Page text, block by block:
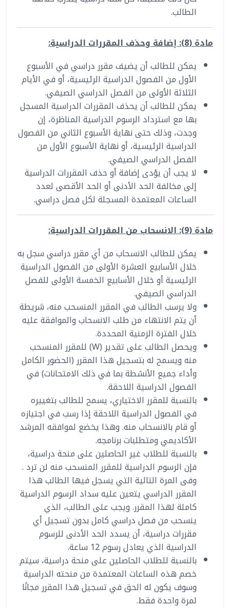
الطالب.
مادة (8): إضافة وحذف المقررات الدراسية
:
يمكن للطالب أن يضيف مقرر دراسي في الأسبوع
الأول من الفصول الدراسية الرئيسية، أو في الأيام
الثلاثة الأولى من الفصل الدراسي الصيفي.
يمكن للطالب أن يحذف المقررات الدراسية المسجل
بها مع استرداد الرسوم الدراسية المناظرة، إن
وجدت، وذلك حتى نهاية الأسبوع الثاني من الفصول
الدراسية الرئيسية، أو نهاية الأسبوع الأول من
الفصل الدراسي الصيفي.
لا يجب أن يؤدى إضافة أو حذف المقررات الدراسية
إلى مخالفة الحد الأدنى أو الحد الأقصى لعدد
الساعات المعتمدة المسجلة لكل فصل دراسي.
مادة (9): الانسحاب من المقررات الدراسية
:
يمكن للطالب الانسحاب من أي مقرر دراسي سجل به
خلال الأسابيع العشرة الأولى من الفصول الدراسية
الرئيسية أو خلال الأسابيع الخمسة الأولى للفصل
الدراسي الصيفي.
ولا يرسب الطالب في المقرر المنسحب منه، شريطة
أن يتم الانتهاء من طلب الانسحاب والموافقة عليه
خلال الفترة الزمنية المحددة.
ويحصل الطالب على تقدير (W) للمقرر المنسحب
منه ويسمح له بتسجيل هذا المقرر (الحضور الكامل
وأداء جميع الأنشطة بما في ذلك الامتحانات) في
الفصول الدراسية اللاحقة.
بالنسبة للمقرر الاختياري، يسمح للطالب بتغييره
في الفصول الدراسية اللاحقة إذا رسب في اجتيازه
أو قام بالانسحاب منه. وهذا يخضع لموافقه المرشد
الأكاديمي ومتطلبات برنامجه.
بالنسبة للطلاب غير الحاصلين على منحة دراسية،
فإن الرسوم الدراسية للمقرر المنسحب منه لن ترد .
وفى المرة التالية التي يسجل فيها الطالب هذا
المقرر الدراسي يتعين عليه سداد الرسوم الدراسية
كاملة لهذا المقرر. ويجب على الطالب، الذي
ينسحب من فصل دراسي كامل بدون تسجيل أي
مقررات دراسية، أن يسدد الحد الأدنى للرسوم
الدراسية الذي يعادل رسوم 12 ساعة.
بالنسبة للطلاب الحاصلين على منحة دراسية، سيتم
خصم هذه الساعات المعتمدة من منحته الدراسية
وسوف يكون له الحق في تسجيل هذا المقرر مجانًا
لمرة واحدة فقط.